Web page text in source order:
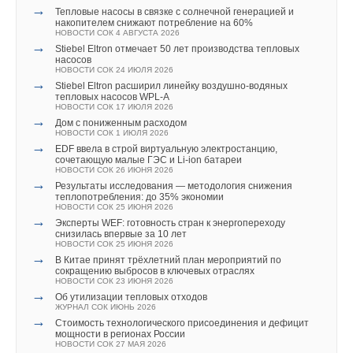
→
Тепловые насосы в связке с солнечной генерацией и
накопителем снижают потребление на 60%
НОВОСТИ СОК 4 АВГУСТА 2026
→
Stiebel Eltron отмечает 50 лет производства тепловых
насосов
НОВОСТИ СОК 24 ИЮЛЯ 2026
→
Stiebel Eltron расширил линейку воздушно-водяных
тепловых насосов WPL-A
НОВОСТИ СОК 17 ИЮЛЯ 2026
→ Дом с пониженным расходом
НОВОСТИ СОК 1 ИЮЛЯ 2026
→
EDF ввела в строй виртуальную электростанцию,
сочетающую малые ГЭС и Li-ion батареи
НОВОСТИ СОК 26 ИЮНЯ 2026
→
Результаты исследования — методология снижения
теплопотребления: до 35% экономии
НОВОСТИ СОК 25 ИЮНЯ 2026
→
Эксперты WEF: готовность стран к энергопереходу
снизилась впервые за 10 лет
НОВОСТИ СОК 25 ИЮНЯ 2026
→
В Китае принят трёхлетний план мероприятий по
сокращению выбросов в ключевых отраслях
НОВОСТИ СОК 23 ИЮНЯ 2026
→ Об утилизации тепловых отходов
ЖУРНАЛ СОК ИЮНЬ 2026
→
Стоимость технологического присоединения и дефицит
мощности в регионах России
НОВОСТИ СОК 27 МАЯ 2026
роботизации участникам проекта «Промтуризм.РФ»
НОВОСТИ СОК 4 АВГУСТА 2026
Китайская Shenling представила линейку тепловых
насосов «воздух-вода» на R290
НОВОСТИ СОК 4 АВГУСТА 2026
Тепловые насосы в связке с солнечной генерацией и
накопителем снижают потребление на 60%
НОВОСТИ СОК 4 АВГУСТА 2026
«РУСКЛИМАТ Fest 2026» в Уфе собрал свыше 700
профи климатической отрасли
НОВОСТИ СОК 3 АВГУСТА 2026
Инверторные накопительные водонагреватели Royal
Thermo: чем отличаются три серии
ЖУРНАЛ СОК АВГУСТ 2026
Группа «Теплолюкс» открыла новую производственную
площадку
НОВОСТИ СОК 29 ИЮЛЯ 2026
Stiebel Eltron — спонсирует международные
соревнования
НОВОСТИ СОК 29 ИЮЛЯ 2026
Текст комментария
Читайте по теме:
→ ПВУ «Катунь» в гигиеническом исполнении от НЕВАТОМ
НОВОСТИ СОК 7 АВГУСТА 2026
Новинка — приточная вентиляционная установка ZILON
ZPW-N 2000 INT EC
НОВОСТИ СОК 6 АВГУСТА 2026
ветрогенераторов от аварий
НОВОСТИ СОК 6 АВГУСТА 2026
→ Универсальный пульт Z037-5C0 от НЕВАТОМ
НОВОСТИ СОК 5 АВГУСТА 2026
НОВОСТИ СОК 5 АВГУСТА 2026
«РУСКЛИМАТ Fest 2026» в Уфе собрал свыше 700
НОВОСТИ СОК 3 АВГУСТА 2026
«Датарк» испытал модульный ЦОД с плотностью 54 кВт
НОВОСТИ СОК 3 АВГУСТА 2026
Samsung выпускает VRF-систему DVM на R32
→
Линейка крышных вентиляторов НЕВАТОМ VKR-E
НОВОСТИ СОК 3 АВГУСТА 2026
«Русклимат» укрепляет партнёрство за Уралом